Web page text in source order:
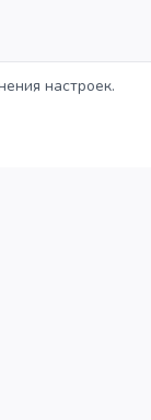
настроек.